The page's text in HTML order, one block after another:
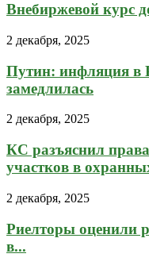
Внебиржевой курс
2 декабря, 2025
Путин: инфляция в
замедлилась
2 декабря, 2025
КС разъяснил
участков в
2 декабря, 2025
Риелторы оценили
в...